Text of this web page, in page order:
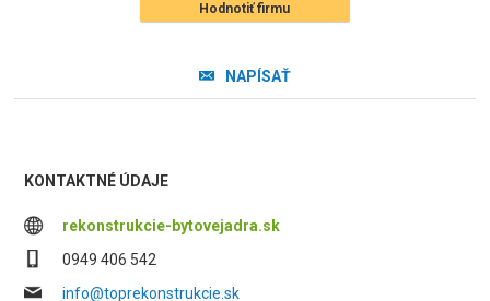
Hodnotiť firmu
NAPÍSAŤ
KONTAKTNÉ ÚDAJE
rekonstrukcie-bytovejadra.sk
0949 406 542
info@toprekonstrukcie.sk